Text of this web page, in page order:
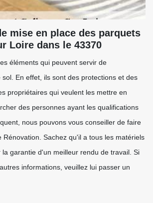
mise en place des parquets
Loire dans le 43370
éléments qui peuvent servir de
En effet, ils sont des protections et des
propriétaires qui veulent les mettre en
des personnes ayant les qualifications
nous pouvons vous conseiller de faire
Rénovation. Sachez qu'il a tous les matériels
la garantie d'un meilleur rendu de travail. Si
informations, veuillez lui passer un